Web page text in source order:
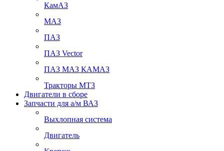
КамАЗ
МАЗ
ПАЗ
ПАЗ Vector
ПАЗ МАЗ КАМАЗ
Тракторы МТЗ
Двигатели в сборе
Запчасти для а/м ВАЗ
Выхлопная система
Двигатель